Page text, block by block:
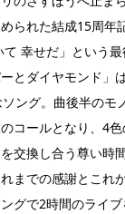
られた結成15周年
て 幸せだ」という
とダイヤモンド」
ング。曲後半のモ
コールとなり、4
交換し合う尊い時
までの感謝とこれ
グで2時間のライブ